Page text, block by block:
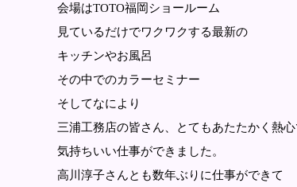
会場はTOTO福岡ショールーム
見ているだけでワクワクする最新の
キッチンやお風呂
その中でのカラーセミナー
そしてなにより
三浦工務店の皆さん、とてもあたたかく熱
気持ちいい仕事ができました。
高川淳子さんとも数年ぶりに仕事ができて